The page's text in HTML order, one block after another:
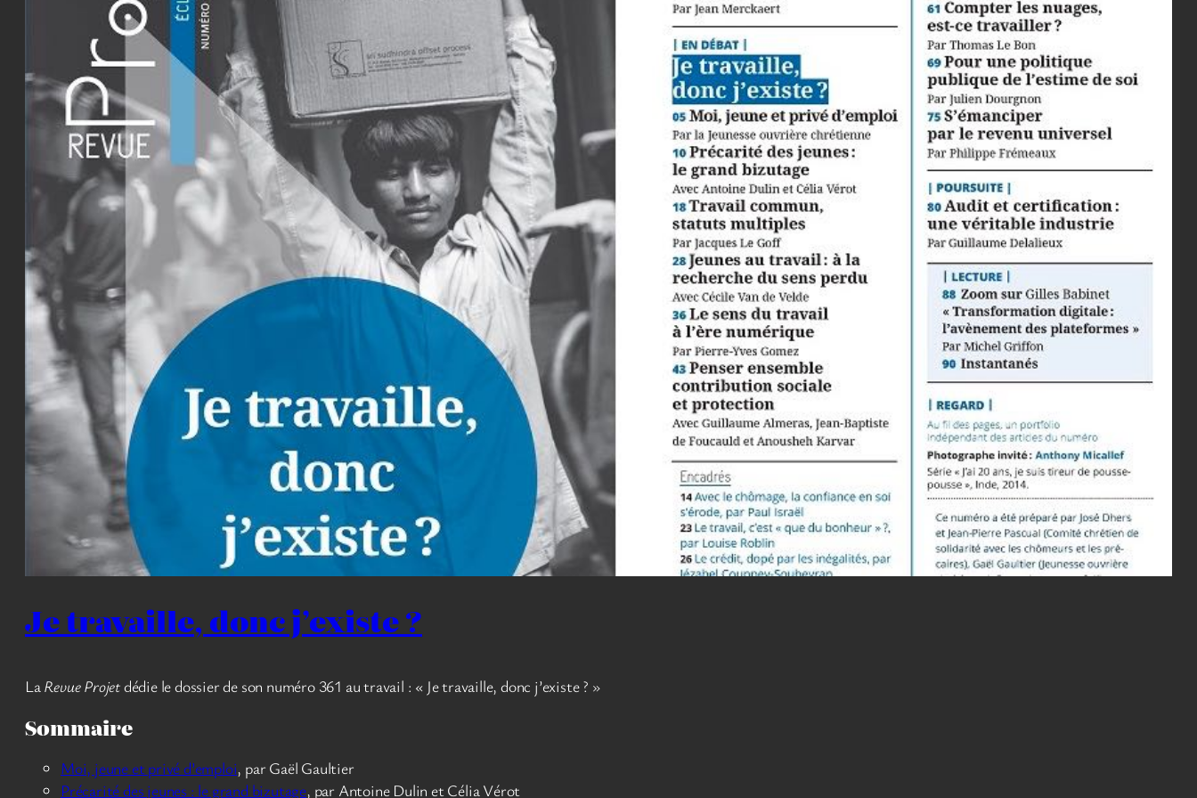
Je travaille, donc j’existe ?
LaRevue Projetdédie le dossier de son numéro 361 au travail : « Je travaille, donc j’existe ? »
Sommaire
Moi, jeune et privé d’emploi, par Gaël Gaultier
Précarité des jeunes : le grand bizutage, par Antoine Dulin et Célia Vérot